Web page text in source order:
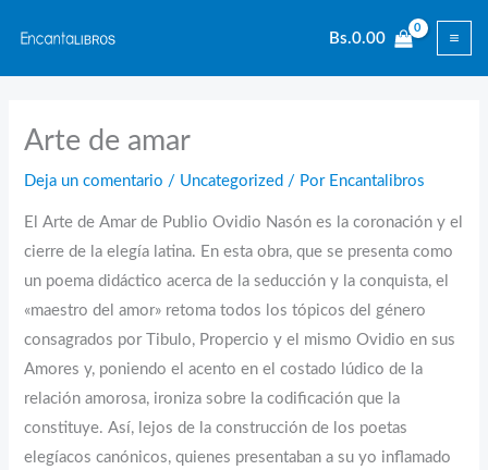
contenido
Bs.0.00
Arte de amar
Deja un comentario / Uncategorized / Por Encantalibros
El Arte de Amar de Publio Ovidio Nasón es la coronación y el
cierre de la elegía latina. En esta obra, que se presenta como
un poema didáctico acerca de la seducción y la conquista, el
«maestro del amor» retoma todos los tópicos del género
consagrados por Tibulo, Propercio y el mismo Ovidio en sus
Amores y, poniendo el acento en el costado lúdico de la
relación amorosa, ironiza sobre la codificación que la
constituye. Así, lejos de la construcción de los poetas
elegíacos canónicos, quienes presentaban a su yo inflamado